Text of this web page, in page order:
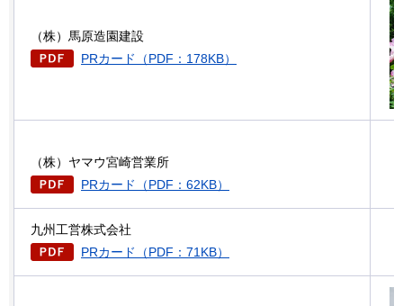
（株）馬原造園建設
PRカード（PDF：178KB）
（株）ヤマウ宮崎営業所
PRカード（PDF：62KB）
九州工営株式会社
PRカード（PDF：71KB）